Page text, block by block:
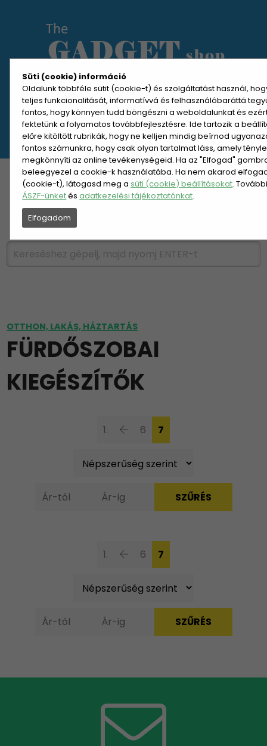
Süti (cookie) információ
Oldalunk többféle sütit (cookie-t) és szolgáltatást használ,
teljes funkcionalitását, informatívvá és felhasználóbaráttá
fontos, hogy könnyen tudd böngészni a weboldalunkat és
fektetünk a folyamatos továbbfejlesztésre. Ide tartozik a
előre kitöltött rubrikák, hogy ne kelljen mindig beírnod
fontos számunkra, hogy csak olyan tartalmat láss, amely
megkönnyíti az online tevékenységeid. Ha az "Elfogad"
beleegyezel a cookie-k használatába. Ha nem akarod
(cookie-t), látogasd meg asüti (cookie) beállításokat.
ÁSZF-ünketésadatkezelési tájékoztatónkat.
Elfogadom
MENÜ MEGNYITÁSA
REGISZTRÁCIÓ BELÉPÉS
KATEGÓRIÁK HETI AJÁNLAT
ÚJDONSÁGOK NÉPSZERŰ
OTTHON, LAKÁS, HÁZTARTÁS
FÜRDŐSZOBAI
KIEGÉSZÍTŐK
1. 6 7
1. 6 7